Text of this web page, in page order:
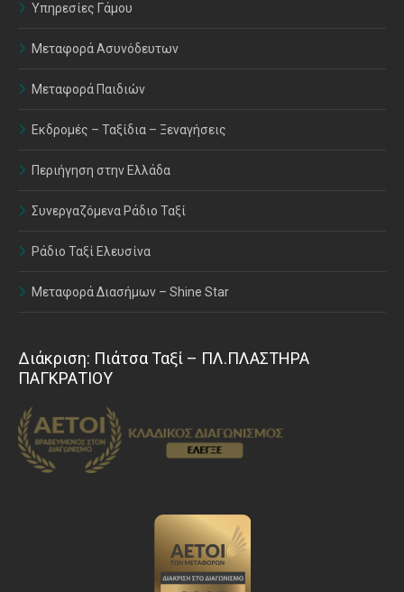
Υπηρεσίες Γάμου
Μεταφορά Ασυνόδευτων
Μεταφορά Παιδιών
Εκδρομές – Ταξίδια – Ξεναγήσεις
Περιήγηση στην Ελλάδα
Συνεργαζόμενα Ράδιο Ταξί
Ράδιο Ταξί Ελευσίνα
Μεταφορά Διασήμων – Shine Star
Διάκριση: Πιάτσα Ταξί – ΠΛ.ΠΛΑΣΤΗΡΑ
ΠΑΓΚΡΑΤΙΟΥ